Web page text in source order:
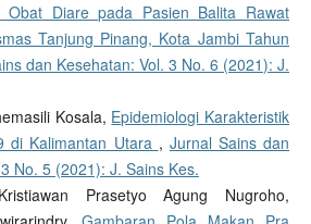
Obat Diare pada Pasien Balita Rawat
Tanjung Pinang, Kota Jambi Tahun
dan Kesehatan: Vol. 3 No. 6 (2021): J.
Kosala, Epidemiologi Karakteristik
di Kalimantan Utara , Jurnal Sains dan
No. 5 (2021): J. Sains Kes.
Prasetyo Agung Nugroho,